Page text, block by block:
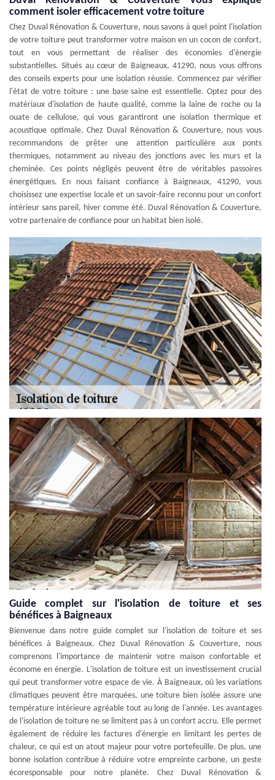
comment isoler efficacement votre toiture
Chez Duval Rénovation & Couverture, nous savons à quel point l'isolation
de votre toiture peut transformer votre maison en un cocon de confort,
tout en vous permettant de réaliser des économies d'énergie
substantielles. Situés au cœur de Baigneaux, 41290, nous vous offrons
des conseils experts pour une isolation réussie. Commencez par vérifier
l'état de votre toiture : une base saine est essentielle. Optez pour des
matériaux d'isolation de haute qualité, comme la laine de roche ou la
ouate de cellulose, qui vous garantiront une isolation thermique et
acoustique optimale. Chez Duval Rénovation & Couverture, nous vous
recommandons de prêter une attention particulière aux ponts
thermiques, notamment au niveau des jonctions avec les murs et la
cheminée. Ces points négligés peuvent être de véritables passoires
énergétiques. En nous faisant confiance à Baigneaux, 41290, vous
choisissez une expertise locale et un savoir-faire reconnu pour un confort
intérieur sans pareil, hiver comme été. Duval Rénovation & Couverture,
votre partenaire de confiance pour un habitat bien isolé.
Guide complet sur l'isolation de toiture et ses
bénéfices à Baigneaux
Bienvenue dans notre guide complet sur l'isolation de toiture et ses
bénéfices à Baigneaux. Chez Duval Rénovation & Couverture, nous
comprenons l'importance de maintenir votre maison confortable et
économe en énergie. L'isolation de toiture est un investissement crucial
qui peut transformer votre espace de vie. À Baigneaux, où les variations
climatiques peuvent être marquées, une toiture bien isolée assure une
température intérieure agréable tout au long de l'année. Les avantages
de l'isolation de toiture ne se limitent pas à un confort accru. Elle permet
également de réduire les factures d'énergie en limitant les pertes de
chaleur, ce qui est un atout majeur pour votre portefeuille. De plus, une
bonne isolation contribue à réduire votre empreinte carbone, un geste
écoresponsable pour notre planète. Chez Duval Rénovation &